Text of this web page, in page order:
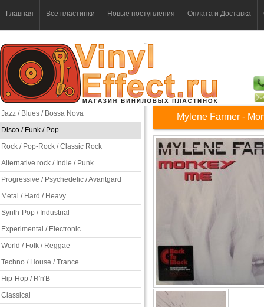
Главная Все пластинки Новые поступления Оплата и Доставка
Jazz / Blues / Bossa Nova
Disco / Funk / Pop
Rock / Pop-Rock / Classic Rock
Alternative rock / Indie / Punk
Progressive / Psychedelic / Avantgard
Metal / Hard / Heavy
Synth-Pop / Industrial
Experimental / Electronic
World / Folk / Reggae
Techno / House / Trance
Hip-Hop / R'n'B
Classical
Mylene Farmer -